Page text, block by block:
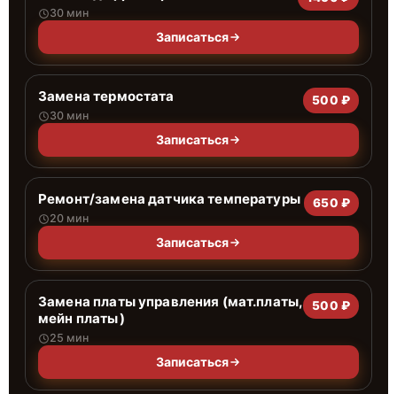
30 мин
Записаться
Замена термостата
30 мин
500 ₽
Записаться
Ремонт/замена датчика температуры
20 мин
650 ₽
Записаться
Замена платы управления (мат.платы,
мейн платы)
25 мин
500 ₽
Записаться